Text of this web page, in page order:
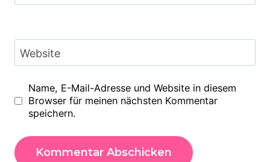
Website
Name, E-Mail-Adresse und Website in diesem
Browser für meinen nächsten Kommentar
speichern.